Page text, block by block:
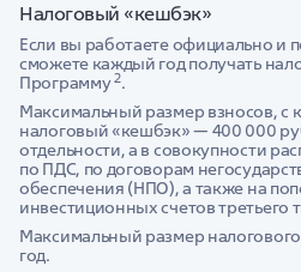
Налоговый «кешбэк»
Если вы работаете официально и
сможете каждый год получать
Программу2.
Максимальный размер взносов, с
налоговый «кешбэк» — 400 000
отдельности, а в совокупности
по ПДС, по договорам
обеспечения (НПО), а также на
инвестиционных счетов третьего
Максимальный размер
год.